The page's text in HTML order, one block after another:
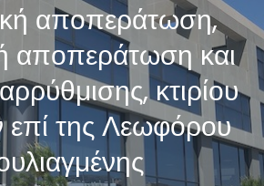
αποπεράτωση,
αποπεράτωση και
κτιρίου
επί της Λεωφόρου